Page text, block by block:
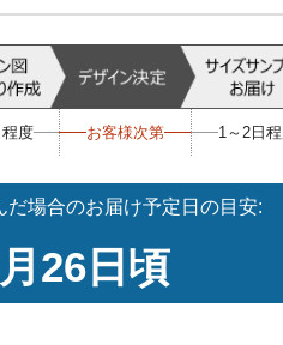
度 お客様次第 1～2日
だ場合のお届け予定日の目安:
26日頃